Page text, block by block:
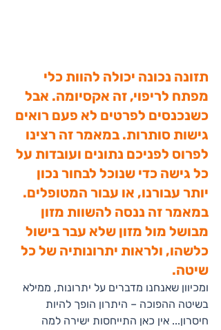
תזונה נכונה יכולה להוות כלי
מפתח לריפוי, זה אקסיומה. אבל
כשנכנסים לפרטים לא פעם רואים
גישות סותרות. במאמר זה רצינו
לפרוס לפניכם נתונים ועובדות על
כל גישה כדי שנוכל לבחור נכון
יותר עבורנו, או עבור המטופלים.
במאמר זה ננסה להשוות מזון
מבושל מול מזון שלא עבר בישול
כלשהו, ולראות יתרונותיה של כל
שיטה.
ומכיוון שאנחנו מדברים על יתרונות, ממילא
בשיטה ההפוכה – היתרון הופך להיות
חיסרון... אין כאן התייחסות ישירה למה